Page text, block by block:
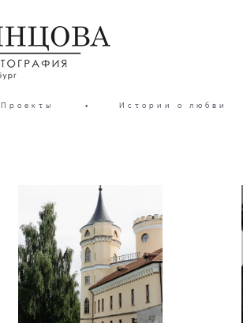
Проекты • Истории о любви